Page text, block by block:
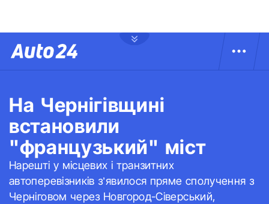
На Чернігівщині
встановили
"французький" міст
Нарешті у місцевих і транзитних
автоперевізників з’явилося пряме сполучення з
Черніговом через Новгород-Сіверський,